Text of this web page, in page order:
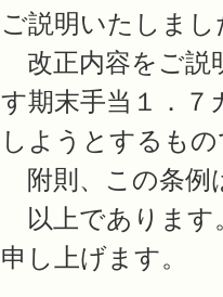
ご説明いたしま
改正内容をご説
す期末手当１．７
しようとするも
附則、この条例
以上であります
申し上げます。